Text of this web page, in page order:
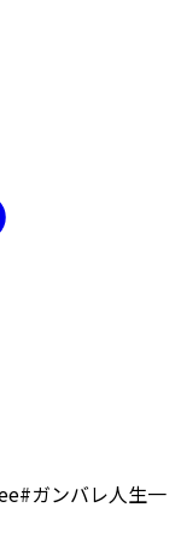
#ガンバレ人生一